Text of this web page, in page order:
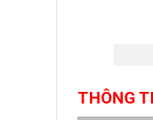
THÔNG